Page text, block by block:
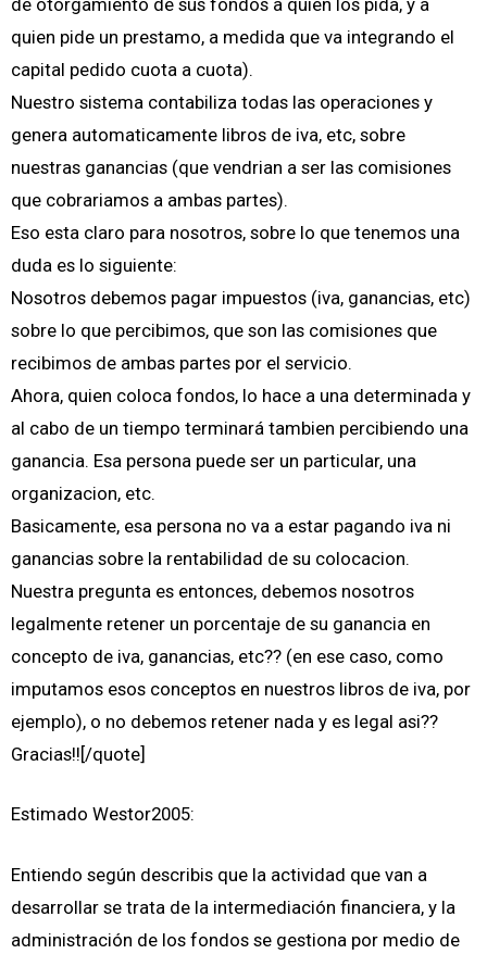
de otorgamiento de sus fondos a quien los pida, y a
quien pide un prestamo, a medida que va integrando el
capital pedido cuota a cuota).
Nuestro sistema contabiliza todas las operaciones y
genera automaticamente libros de iva, etc, sobre
nuestras ganancias (que vendrian a ser las comisiones
que cobrariamos a ambas partes).
Eso esta claro para nosotros, sobre lo que tenemos una
duda es lo siguiente:
Nosotros debemos pagar impuestos (iva, ganancias, etc)
sobre lo que percibimos, que son las comisiones que
recibimos de ambas partes por el servicio.
Ahora, quien coloca fondos, lo hace a una determinada y
al cabo de un tiempo terminará tambien percibiendo una
ganancia. Esa persona puede ser un particular, una
organizacion, etc.
Basicamente, esa persona no va a estar pagando iva ni
ganancias sobre la rentabilidad de su colocacion.
Nuestra pregunta es entonces, debemos nosotros
legalmente retener un porcentaje de su ganancia en
concepto de iva, ganancias, etc?? (en ese caso, como
imputamos esos conceptos en nuestros libros de iva, por
ejemplo), o no debemos retener nada y es legal asi??
Gracias!![/quote]
Estimado Westor2005:
Entiendo según describis que la actividad que van a
desarrollar se trata de la intermediación financiera, y la
administración de los fondos se gestiona por medio de